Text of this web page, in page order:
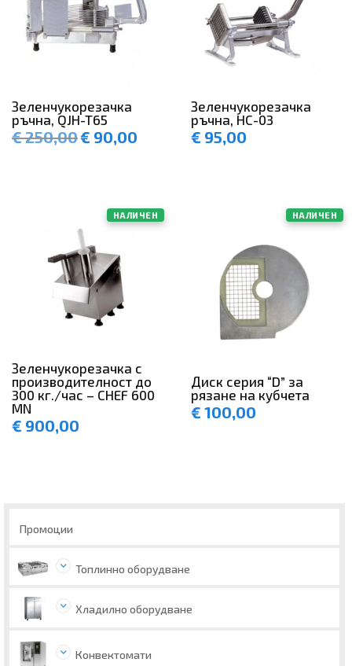
Зеленчукорезачка
ръчна, QJH-T65
€250,00Original
€ 90,00
Зеленчукорезачка
ръчна, HC-03
€ 95,00
НАЛИЧЕН
Зеленчукорезачка с
производителност до
300 кг./час – CHEF 600
MN
€ 900,00
НАЛИЧЕН
Диск серия “D” за
рязане на кубчета
€ 100,00
Промоции
Топлинно оборудване
Хладилно оборудване
Конвектомати